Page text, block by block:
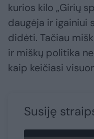
kurios kilo „Girių
daugėja ir igainiui
didėti. Tačiau
ir miškų politika
kaip keičiasi
Susiję